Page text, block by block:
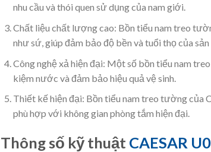
nhu cầu và thói quen sử dụng của nam giới.
Chất liệu chất lượng cao: Bồn tiểu nam treo
như sứ, giúp đảm bảo độ bền và tuổi thọ của sản
Công nghệ xả hiện đại: Một số bồn tiểu nam
kiệm nước và đảm bảo hiệu quả vệ sinh.
Thiết kế hiện đại: Bồn tiểu nam treo tường của
phù hợp với không gian phòng tắm hiện đại.
Thông số kỹ thuật CAESAR